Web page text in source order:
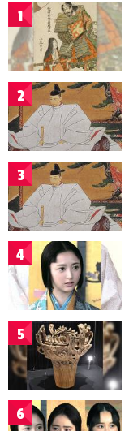
1
2
3
4
5
6